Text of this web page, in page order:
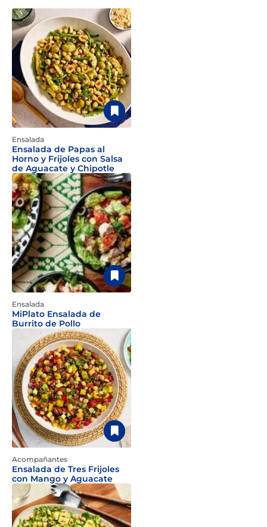
Ensalada
Ensalada de Papas al
Horno y Frijoles con Salsa
de Aguacate y Chipotle
Ensalada
MiPlato Ensalada de
Burrito de Pollo
Acompañantes
Ensalada de Tres Frijoles
con Mango y Aguacate